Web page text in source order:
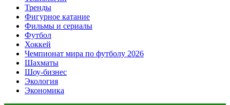
Тренды
Фигурное катание
Фильмы и сериалы
Футбол
Хоккей
Чемпионат мира по футболу 2026
Шахматы
Шоу-бизнес
Экология
Экономика